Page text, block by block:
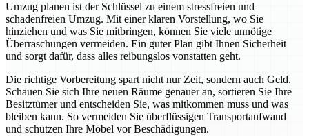
Umzug planen ist der Schlüssel zu einem stressfreien und
schadenfreien Umzug. Mit einer klaren Vorstellung, wo Sie
hinziehen und was Sie mitbringen, können Sie viele unnötige
Überraschungen vermeiden. Ein guter Plan gibt Ihnen Sicherheit
und sorgt dafür, dass alles reibungslos vonstatten geht.
Die richtige Vorbereitung spart nicht nur Zeit, sondern auch Geld.
Schauen Sie sich Ihre neuen Räume genauer an, sortieren Sie Ihre
Besitztümer und entscheiden Sie, was mitkommen muss und was
bleiben kann. So vermeiden Sie überflüssigen Transportaufwand
und schützen Ihre Möbel vor Beschädigungen.